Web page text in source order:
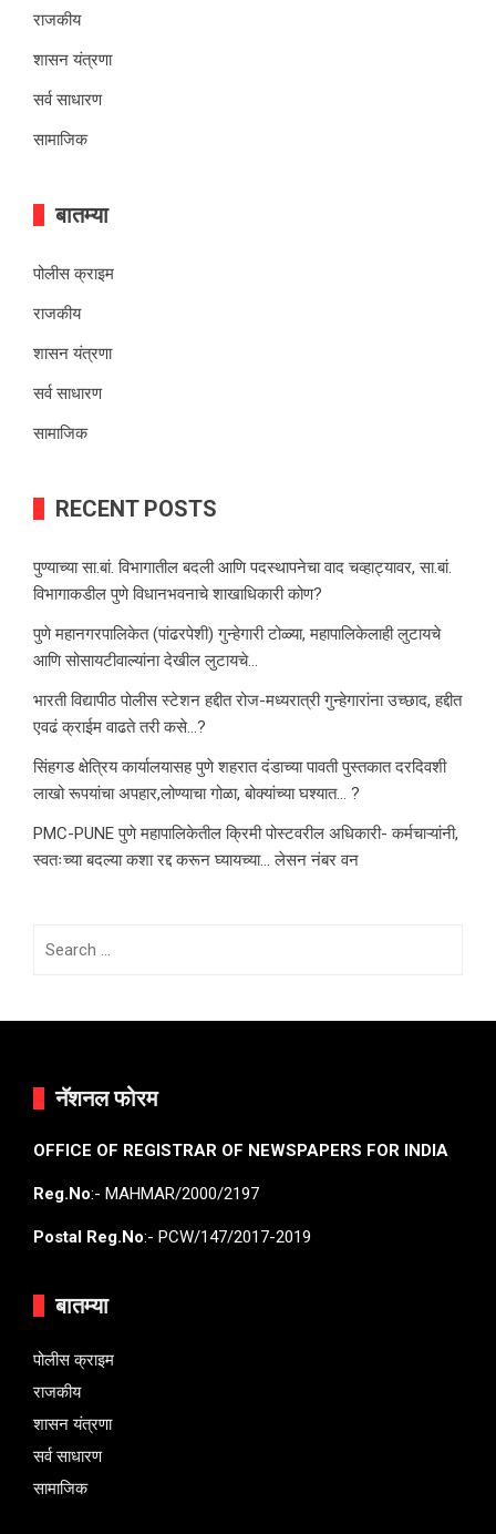
राजकीय
शासन यंत्रणा
सर्व साधारण
सामाजिक
बातम्या
पोलीस क्राइम
राजकीय
शासन यंत्रणा
सर्व साधारण
सामाजिक
RECENT POSTS
पुण्याच्या सा.बां. विभागातील बदली आणि पदस्थापनेचा वाद चव्हाट्यावर, सा.बां.
विभागाकडील पुणे विधानभवनाचे शाखाधिकारी कोण?
पुणे महानगरपालिकेत (पांढरपेशी) गुन्हेगारी टोळ्या, महापालिकेलाही लुटायचे
आणि सोसायटीवाल्यांना देखील लुटायचे…
भारती विद्यापीठ पोलीस स्टेशन हद्दीत रोज-मध्यरात्री गुन्हेगारांना उच्छाद, हद्दीत
एवढं क्राईम वाढते तरी कसे…?
सिंहगड क्षेत्रिय कार्यालयासह पुणे शहरात दंडाच्या पावती पुस्तकात दरदिवशी
लाखो रूपयांचा अपहार,लोण्याचा गोळा, बोक्यांच्या घश्यात… ?
PMC-PUNE पुणे महापालिकेतील क्रिमी पोस्टवरील अधिकारी- कर्मचाऱ्यांनी,
स्वतःच्या बदल्या कशा रद्द करून घ्यायच्या… लेसन नंबर वन
नॅशनल फोरम
OFFICE OF REGISTRAR OF NEWSPAPERS FOR INDIA
Reg.No:- MAHMAR/2000/2197
Postal Reg.No:- PCW/147/2017-2019
बातम्या
पोलीस क्राइम
राजकीय
शासन यंत्रणा
सर्व साधारण
सामाजिक